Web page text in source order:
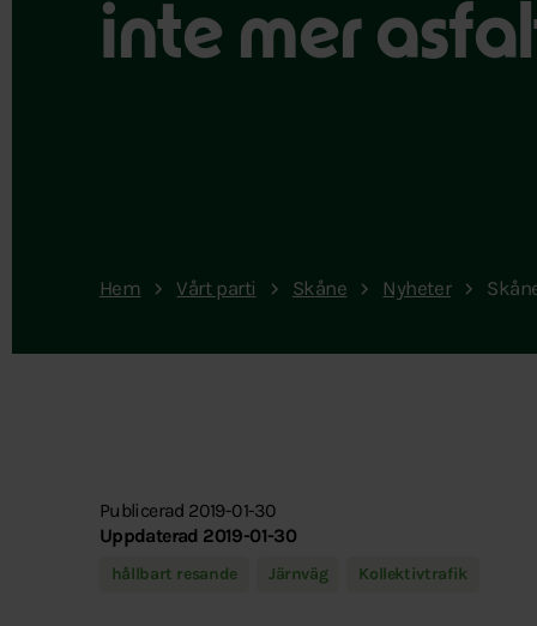
inte mer
Hem Vårt parti Skåne Nyheter
Publicerad 2019-01-30
Uppdaterad 2019-01-30
hållbart resande Järnväg Kollektivtrafik